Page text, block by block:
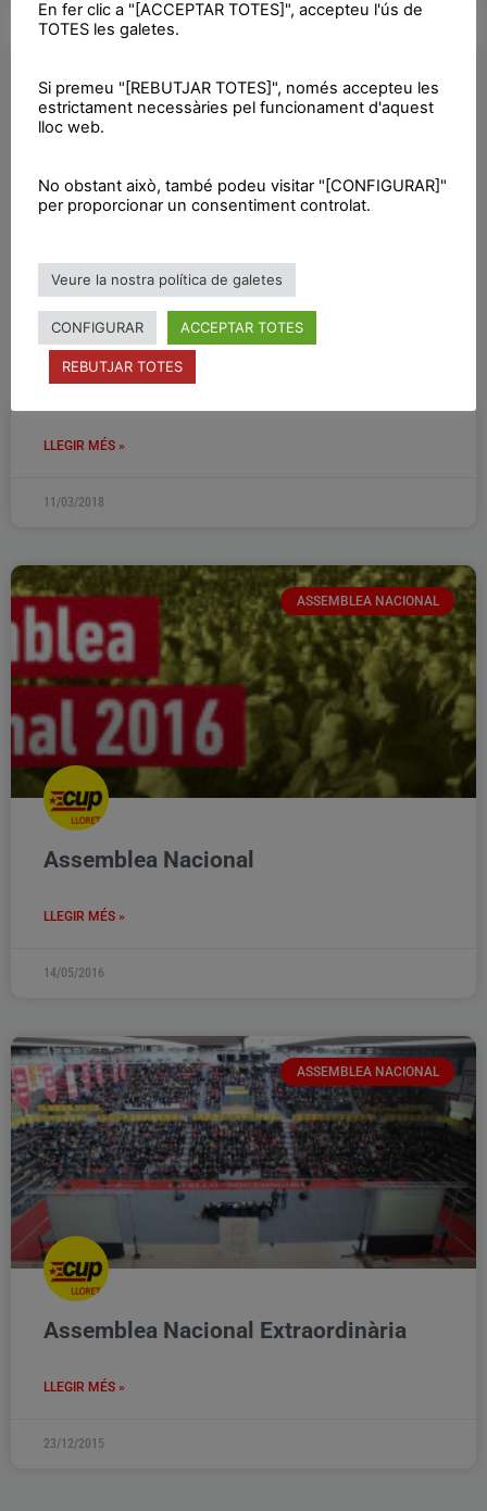
ASSEMBLEA NACIONAL
Assemblea Nacional
LLEGIR MÉS »
11/03/2018
ASSEMBLEA NACIONAL
Assemblea Nacional
LLEGIR MÉS »
14/05/2016
ASSEMBLEA NACIONAL
Assemblea Nacional Extraordinària
LLEGIR MÉS »
23/12/2015
En fer clic a "[ACCEPTAR TOTES]", accepteu l'ús de
TOTES les galetes.
Si premeu "[REBUTJAR TOTES]", només accepteu les
estrictament necessàries pel funcionament d'aquest
lloc web.
No obstant això, també podeu visitar "[CONFIGURAR]"
per proporcionar un consentiment controlat.
Veure la nostra política de galetes
CONFIGURAR ACCEPTAR TOTES
REBUTJAR TOTES